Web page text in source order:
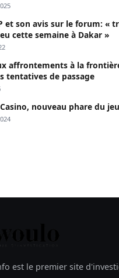
et son avis sur le forum: «
cette semaine à Dakar »
affrontements à la
tentatives de passage
nouveau phare du
est le premier site